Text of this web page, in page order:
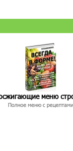
меню
Полное меню с рецептами